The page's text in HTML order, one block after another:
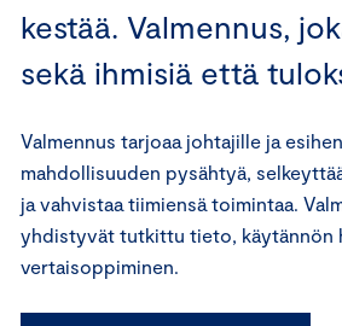
kestää. Valmennus,
sekä ihmisiä että
Valmennus tarjoaa johtajille ja
mahdollisuuden pysähtyä,
ja vahvistaa tiimiensä toimintaa.
yhdistyvät tutkittu tieto, käytännön
vertaisoppiminen.